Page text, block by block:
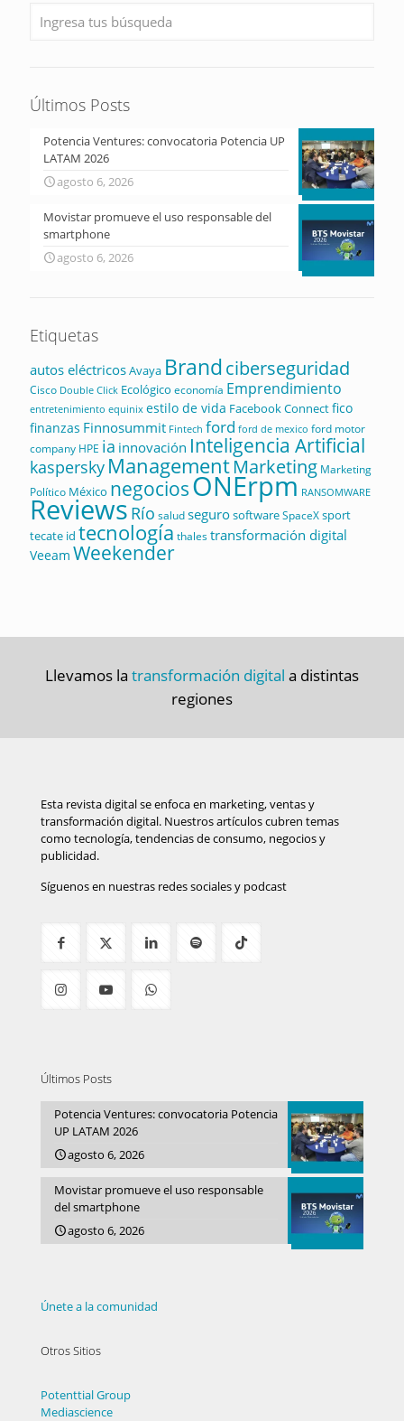
Últimos Posts
Potencia Ventures: convocatoria Potencia UP
LATAM 2026
agosto 6, 2026
Movistar promueve el uso responsable del
smartphone
agosto 6, 2026
Etiquetas
autos eléctricosAvaya Brandciberseguridad
Cisco Double Click Ecológico economía Emprendimiento
entretenimiento equinix estilo de vida Facebook Connectfico
finanzas Finnosummit Fintech ford ford de mexico ford motor
company HPE ia innovación Inteligencia Artificial
kaspersky ManagementMarketing Marketing
Político México negociosONErpm RANSOMWARE
Reviews Río saludsegurosoftwareSpaceXsport
tecate id tecnología thalestransformación digital
Veeam Weekender
Llevamos la transformación digital a distintas
regiones
Esta revista digital se enfoca en marketing, ventas y
transformación digital. Nuestros artículos cubren temas
como tecnología, tendencias de consumo, negocios y
publicidad.
Síguenos en nuestras redes sociales y podcast
Últimos Posts
Potencia Ventures: convocatoria Potencia
UP LATAM 2026
agosto 6, 2026
Movistar promueve el uso responsable
del smartphone
agosto 6, 2026
Únete a la comunidad
Otros Sitios
Potenttial Group
Mediascience